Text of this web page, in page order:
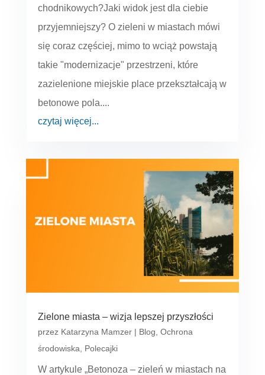
chodnikowych?Jaki widok jest dla ciebie
przyjemniejszy? O zieleni w miastach mówi
się coraz częściej, mimo to wciąż powstają
takie "modernizacje" przestrzeni, które
zazielenione miejskie place przekształcają w
betonowe pola....
czytaj więcej...
Zielone miasta – wizja lepszej przyszłości
przez Katarzyna Mamzer| Blog Ochrona
środowiska
Polecajki
W artykule „Betonoza – zieleń w miastach na